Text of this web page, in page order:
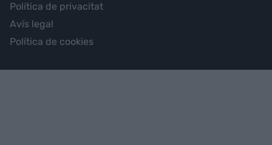
Política de privacitat
Avís legal
Política de cookies